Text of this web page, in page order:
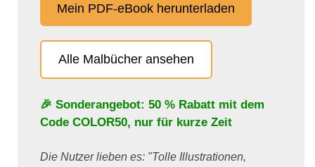
Mein PDF-eBook herunterladen
Alle Malbücher ansehen
🎉 Sonderangebot: 50 % Rabatt mit dem
Code COLOR50, nur für kurze Zeit
Die Nutzer lieben es: "Tolle Illustrationen,